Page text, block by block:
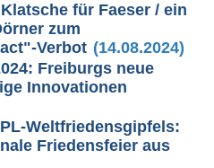
für Faeser / ein
zum
Verbot (14.08.2024)
Freiburgs neue
Innovationen
Weltfriedensgipfels:
Friedensfeier aus